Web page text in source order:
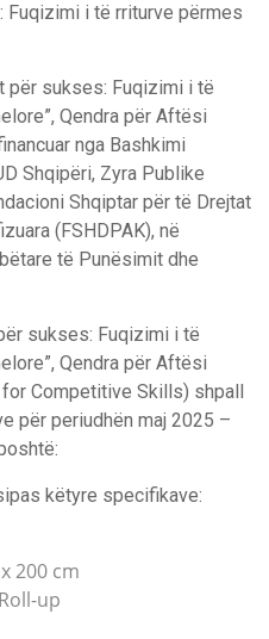
Fuqizimi i të rriturve përmes
për sukses: Fuqizimi i të
Qendra për Aftësi
nga Bashkimi
Shqipëri, Zyra Publike
Shqiptar për të Drejtat
(FSHDPAK), në
të Punësimit dhe
sukses: Fuqizimi i të
Qendra për Aftësi
Competitive Skills) shpall
për periudhën maj 2025 –
këtyre specifikave:
200 cm
up